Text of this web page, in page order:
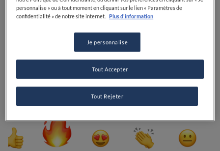
personnalise » ou à tout moment en cliquant sur le lien « Paramètres de
confidentialité » de notre site internet.
Plus d'information
Je personnalise
Tout Rejeter
Tout Accepter